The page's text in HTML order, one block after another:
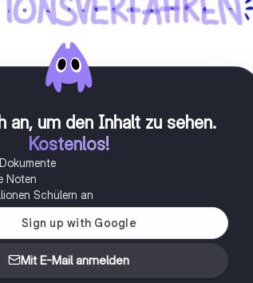
an, um den Inhalt zu sehen.
Kostenlos!
Noten
Schülern an
Mit E-Mail anmelden